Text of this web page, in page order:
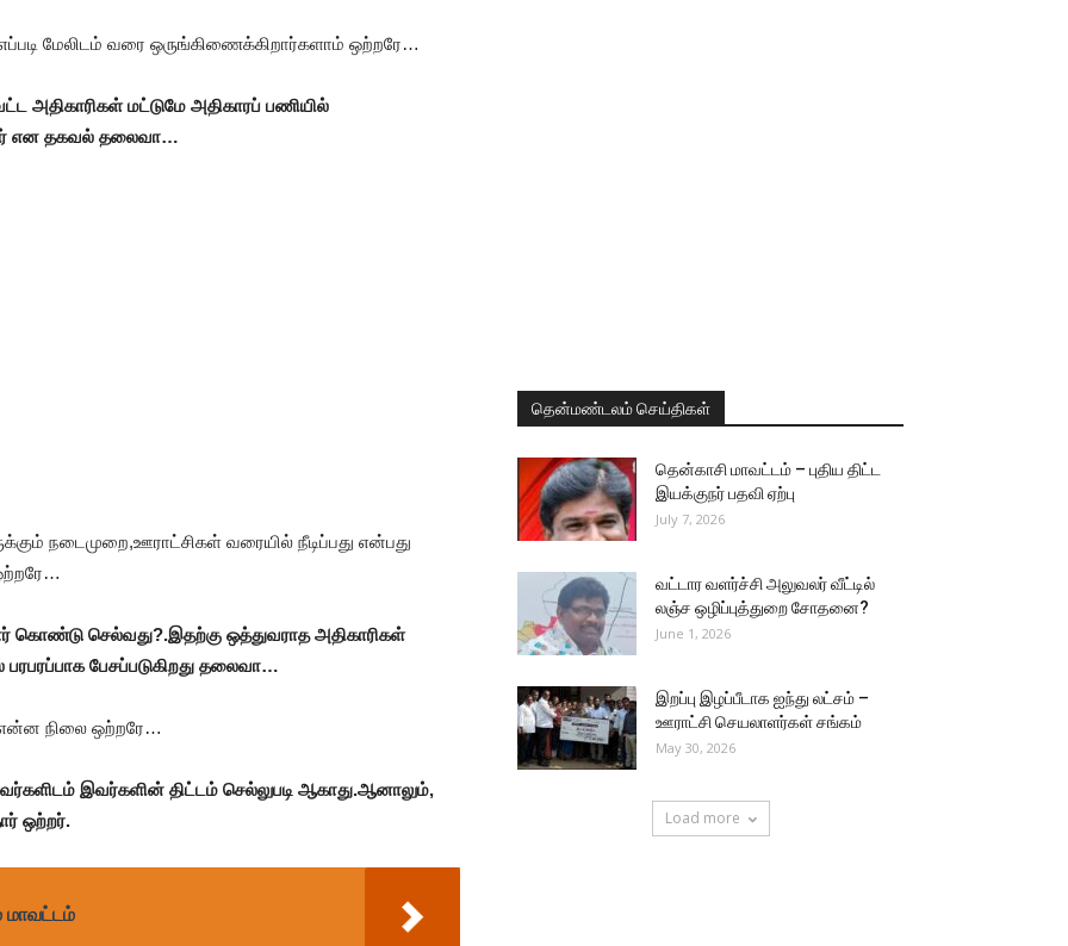
மேலிடம் வரை ஒருங்கிணைக்கிறார்களாம் ஒற்றரே…
அதிகாரிகள் மட்டுமே அதிகாரப் பணியில்
என தகவல் தலைவா…
நடைமுறை,ஊராட்சிகள் வரையில் நீடிப்பது என்பது
செல்வது?.இதற்கு ஒத்துவராத அதிகாரிகள்
பேசப்படுகிறது தலைவா…
நிலை ஒற்றரே…
இவர்களின் திட்டம் செல்லுபடி ஆகாது.ஆனாலும்,
ஒற்றர்.
மாவட்டம்
தென்மண்டலம் செய்திகள்
தென்காசி மாவட்டம் – புதிய திட்ட
இயக்குநர் பதவி ஏற்பு
July 7, 2026
வட்டார வளர்ச்சி அலுவலர் வீட்டில்
லஞ்ச ஒழிப்புத்துறை சோதனை?
June 1, 2026
இறப்பு இழப்பீடாக ஐந்து லட்சம் –
ஊராட்சி செயலாளர்கள் சங்கம்
May 30, 2026
Load more